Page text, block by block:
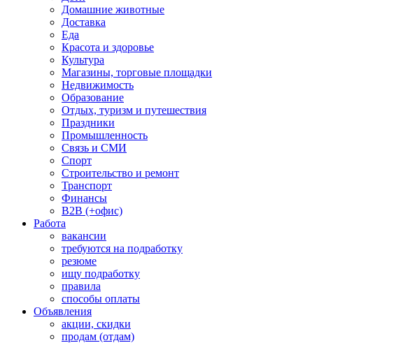
Домашние животные
Доставка
Еда
Красота и здоровье
Культура
Магазины, торговые площадки
Недвижимость
Образование
Отдых, туризм и путешествия
Праздники
Промышленность
Связь и СМИ
Спорт
Строительство и ремонт
Транспорт
Финансы
B2B (+офис)
Работа
вакансии
требуются на подработку
резюме
ищу подработку
правила
способы оплаты
Объявления
акции, скидки
продам (отдам)